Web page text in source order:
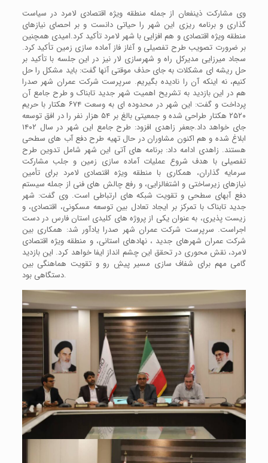
وی مشارکت ذینفعان از جمله منطقه ویژه اقتصادی لامرد در سیاست
گذاری و برنامه ریزی این شهر را حیاتی دانست و بر احصای نیازهای
منطقه ویژه اقتصادی و هم افزایی با شهر لامرد تأکید کرد.امیدی همچنین
بر ضرورت تصویب طرح تفصیلی و آغاز فاز آماده سازی زمین تأکید کرد.
سجاد میرزایی مدیرکل راه و شهرسازی لار نیز در این جلسه با تأکید بر
حل ریشه ای مشکلات به جای حذف موقتی آنها گفت: باید مشکل را حل
کنیم، نه اینکه آن را نادیده بگیریم. سرپرست شرکت عمران شهر صدرا
هم در این بازدید به تشریح اهمیت شهر جدید تابناک و طرح جامع آن
پرداخت و گفت: این شهر در محدوده ای به وسعت ۶۷۴ هکتار با حریم
۲۵۲۰ هکتار طراحی شده و جمعیتی بالغ بر ۵۴ هزار نفر را در افق توسعه
جای خواهد داد.جعفر زاهدی افزود: طرح جامع این شهر در سال ۱۴۰۲
ابلاغ شده و هم اکنون مشاوران در حال تهیه طرح دفع آب های سطحی
هستند. زاهدی ادامه داد: برنامه های آتی این شهر شامل تدوین طرح
تفصیلی با هدف شروع عملیات آماده سازی زمین و جلب مشارکت
سرمایه گذاران، همکاری با منطقه ویژه اقتصادی لامرد برای تأمین
نیازهای زیرساختی و اشتغالزایی، و رفع چالش های فنی از جمله سیستم
دفع آبهای سطحی و تقویت شبکه های ارتباطی است. وی گفت: شهر
جدید تابناک با تمرکز بر ایجاد تعادل بین توسعه مسکونی، اقتصادی، و
زیست پذیری، به عنوان یکی از پروژه های کلیدی استان فارس در دست
اجراست. سرپرست شرکت عمران شهر صدرا یادآور شد: همکاری بین
شرکت عمران شهرهای جدید ، نهادهای استانی، و منطقه ویژه اقتصادی
لامرد، نقش محوری در تحقق این چشم انداز ایفا خواهد کرد. این بازدید
گامی مهم برای شفاف سازی مسیر پیشِ رو و تقویت هماهنگی بین
دستگاهی بود.